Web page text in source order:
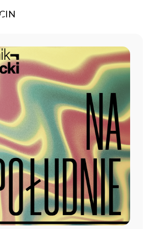
Anthropos
i Języka Polskiego
i Języka Polskiego dla Szkół